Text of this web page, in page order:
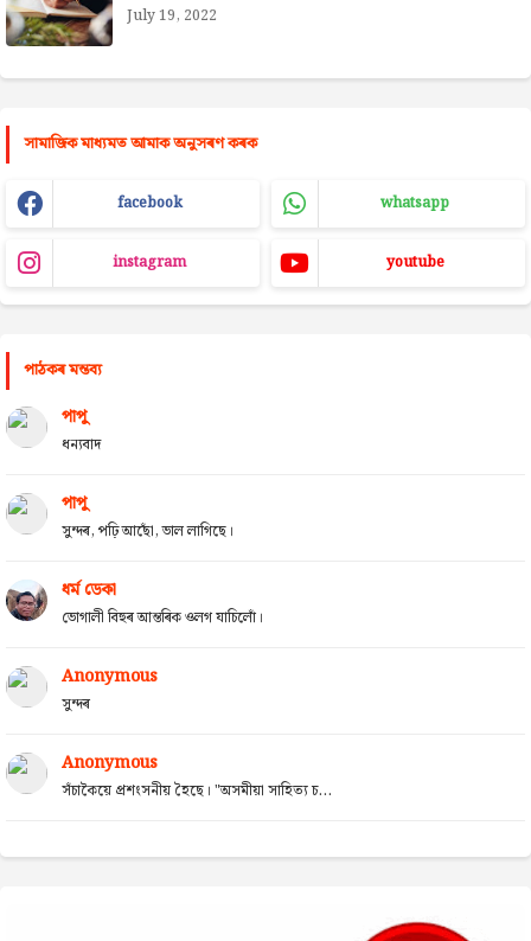
July 19, 2022
সামাজিক মাধ্যমত আমাক অনুসৰণ কৰক
facebook whatsapp
instagram youtube
পাঠকৰ মন্তব্য
পাপু
ধন্যবাদ
পাপু
সুন্দৰ, পঢ়ি আছোঁ, ভাল লাগিছে।
ধৰ্ম ডেকা
ভোগালী বিহুৰ আন্তৰিক ওলগ যাচিলোঁ।
Anonymous
সুন্দৰ
Anonymous
সঁচাকৈয়ে প্ৰশংসনীয় হৈছে। "অসমীয়া সাহিত্য চ...